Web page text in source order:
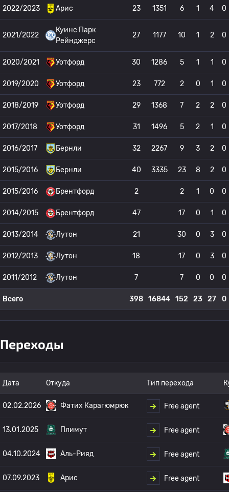
2022/2023 Арис 23 1351 6 1 4 0
2021/2022
Куинс Парк
Рейнджерс
27 1177 10 1 2 0
2020/2021 Уотфорд 30 1286 5 1 1 0
2019/2020 Уотфорд 23 772 2 0 1 0
2018/2019 Уотфорд 29 1368 7 2 2 0
2017/2018 Уотфорд 31 1496 5 2 1 0
2016/2017 Бернли 32 2267 9 3 2 0
2015/2016 Бернли 40 3335 23 8 2 0
2015/2016 Брентфорд 2 2 1 0 0
2014/2015 Брентфорд 47 17 0 1 0
2013/2014 Лутон 21 30 0 3 0
2012/2013 Лутон 18 17 0 3 0
2011/2012 Лутон 7 7 0 0 0
Всего 398 16844 152 23 27 0
Переходы
Дата Откуда Тип перехода
02.02.2026 Фатих Карагюмрюк Free agent
13.01.2025 Плимут Free agent
04.10.2024 Аль-Рияд Free agent
07.09.2023 Арис Free agent